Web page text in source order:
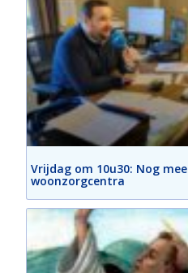
Vrijdag om 10u30: Nog
woonzorgcentra